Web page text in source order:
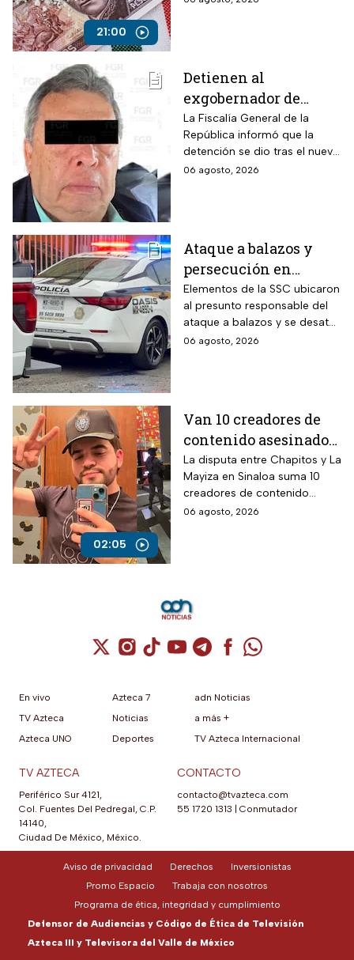
21:00
a funcionarios
Detienen al
exgobernador de
Guerrero, Ángel
Aguirre, por el Caso
Ayotzinapa
La Fiscalía General de la
República informó que la
detención se dio tras el nuevo
modelo de investigación
06 agosto, 2026
Ataque a balazos y
persecución en
Álvaro Obregón,
CDMX, hoy 6 de agosto
Elementos de la SSC ubicaron
al presunto responsable del
ataque a balazos y se desató
una persecución
06 agosto, 2026
02:05
Van 10 creadores de
contenido asesinados
desde la guerra entre
Chapitos y La Mayiza
La disputa entre Chapitos y La
Mayiza en Sinaloa suma 10
creadores de contenido
asesinados desde septiembre
06 agosto, 2026
Cuenta de X / Twitter (se abre en una
Cuenta de Instagram (se abre en una
Cuenta de TikTok (se abre en
Cuenta de YouTube (se abre
Cuenta de Telegram (se
Cuenta de
Cuenta de
En vivo
TV Azteca
Azteca UNO
Azteca 7
Noticias
Deportes
adn Noticias
a más +
TV Azteca Internacional
TV AZTECA
Periférico Sur 4121,
Col. Fuentes Del Pedregal, C.P.
14140,
Ciudad De México, México.
CONTACTO
contacto@tvazteca.com
55 1720 1313
Conmutador
Aviso de privacidad Derechos
Inversionistas
Promo Espacio
Trabaja con nosotros
Programa de ética, integridad y cumplimiento
Defensor de Audiencias y Código de Ética de Televisión
Azteca III y Televisora del Valle de México